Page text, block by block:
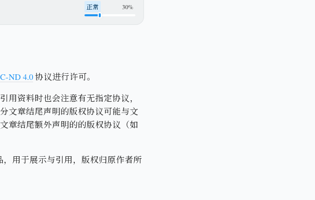
正常 30%
ND 4.0协议进行许可。
用资料时也会注意有无指定协议，
文章结尾声明的版权协议可能与文
章结尾额外声明的的版权协议（如
用于展示与引用，版权归原作者所